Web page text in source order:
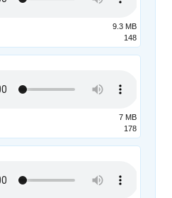
9.3 MB
148
7 MB
178